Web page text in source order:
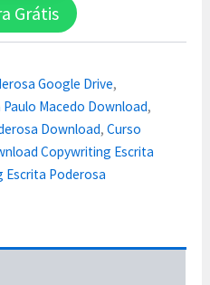
Grátis
Google Drive,
Macedo Download,
Download,Curso
Copywriting Escrita
Escrita Poderosa